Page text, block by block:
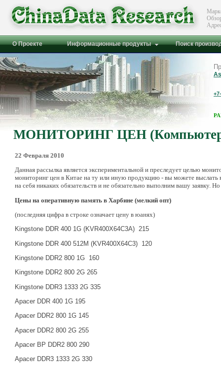
О Проекте Информационные продукты Поиск
МОНИТОРИНГ ЦЕН
22 Февраля 2010
Данная рассылка является экспериментальной и преследует целью
мониторинг цен в Китае на ту или иную продукцию - вы можете
на себя никаких обязательств и не обязательно выполним вашу заявку.
Цены на оперативную память в Харбине (мелкий опт)
(последняя цифра в строке означает цену в юанях)
Kingstone DDR 400 1G (KVR400X64C3A) 215
Kingstone DDR 400 512M (KVR400X64C3) 120
Kingstone DDR2 800 1G 160
Kingstone DDR2 800 2G 265
Kingstone DDR3 1333 2G 335
Apacer DDR 400 1G 195
Apacer DDR2 800 1G 145
Apacer DDR2 800 2G 255
Apacer BP DDR2 800 290
Apacer DDR3 1333 2G 330